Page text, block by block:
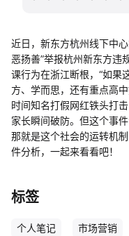
近日，新东方杭州线下中
恶扬善”举报杭州新东方违
课行为在浙江断根，“如果
方、学而思，还有重点高
时间知名打假网红铁头打
家长瞬间破防。但这个事
那就是这个社会的运转机
件分析，一起来看看吧！
标签
个人笔记 市场营销